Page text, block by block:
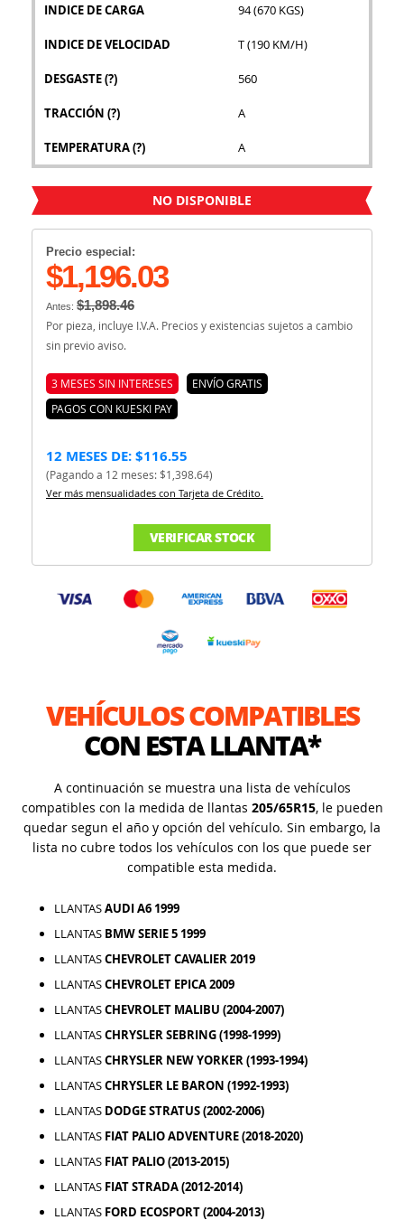
INDICE DE CARGA 94 (670 KGS)
INDICE DE VELOCIDAD T (190 KM/H)
DESGASTE(?) 560
TRACCIÓN (?) A
TEMPERATURA(?) A
NO DISPONIBLE
Precio especial:
$1,196.03
Antes: $1,898.46
Por pieza, incluye I.V.A. Precios y existencias sujetos a cambio
sin previo aviso.
3 MESES SIN INTERESES
ENVÍO GRATIS
PAGOS CON KUESKI PAY
12 MESES DE: $116.55
(Pagando a 12 meses: $1,398.64)
Ver más mensualidades con Tarjeta de Crédito.
VERIFICAR STOCK
VEHÍCULOS COMPATIBLES
CON ESTA LLANTA*
A continuación se muestra una lista de vehículos
compatibles con la medida de llantas 205/65R15, le pueden
quedar segun el año y opción del vehículo. Sin embargo, la
lista no cubre todos los vehículos con los que puede ser
compatible esta medida.
LLANTASAUDI A6 1999
LLANTAS BMW SERIE 5 1999
LLANTASCHEVROLET CAVALIER 2019
LLANTASCHEVROLET EPICA 2009
LLANTASCHEVROLET MALIBU (2004-2007)
LLANTASCHRYSLER SEBRING (1998-1999)
LLANTASCHRYSLER NEW YORKER (1993-1994)
LLANTASCHRYSLER LE BARON (1992-1993)
LLANTAS DODGE STRATUS (2002-2006)
LLANTAS FIAT PALIO ADVENTURE (2018-2020)
LLANTAS FIAT PALIO (2013-2015)
LLANTAS FIAT STRADA (2012-2014)
LLANTAS FORD ECOSPORT (2004-2013)